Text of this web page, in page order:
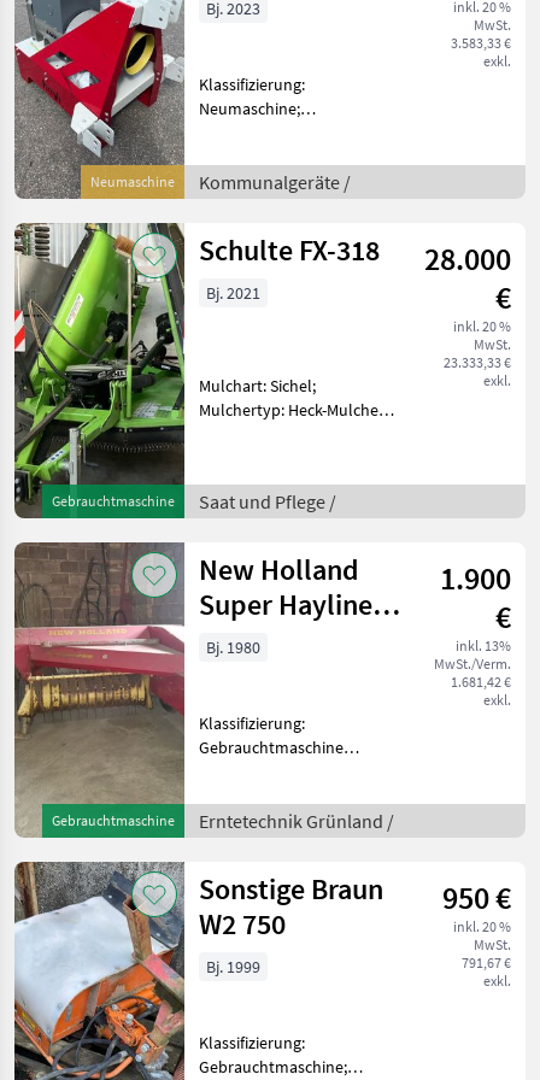
Neumaschine
inkl. 20 %
MwSt.
3.583,33 €
exkl.
Bj. 2023
Klassifizierung:
Neumaschine;
Maschinenmerkmale:
Stromerzeuger 30 kVA, AVR
Feldbetrieb Komm
Kommunalgeräte /
Gebrauchtmaschine
Schulte FX-318
28.000
€
inkl. 20 %
MwSt.
23.333,33 €
exkl.
Bj. 2021
Mulchart: Sichel;
Mulchertyp: Heck-Mulcher;
Arbeitsbreite: 5.5; Bauart:
Gezogen; zusätzliche
Stützkufen: Ja; B
Saat und Pflege /
Gebrauchtmaschine
New Holland
Super Hayliner
268
1.900
€
inkl. 13%
MwSt./Verm.
1.681,42 €
exkl.
Bj. 1980
Klassifizierung:
Gebrauchtmaschine
Erntetechnik Grünland /
Sonstige Braun
W2 750
950 €
inkl. 20 %
MwSt.
791,67 €
exkl.
Bj. 1999
Klassifizierung:
Gebrauchtmaschine;